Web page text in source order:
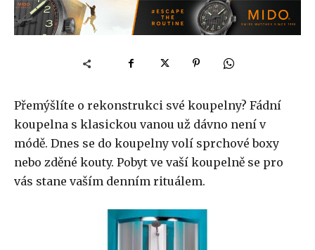
Přemýšlíte o rekonstrukci své koupelny? Fádní
koupelna s klasickou vanou už dávno není v
módě. Dnes se do koupelny volí sprchové boxy
nebo zděné kouty. Pobyt ve vaší koupelně se pro
vás stane vaším denním rituálem.